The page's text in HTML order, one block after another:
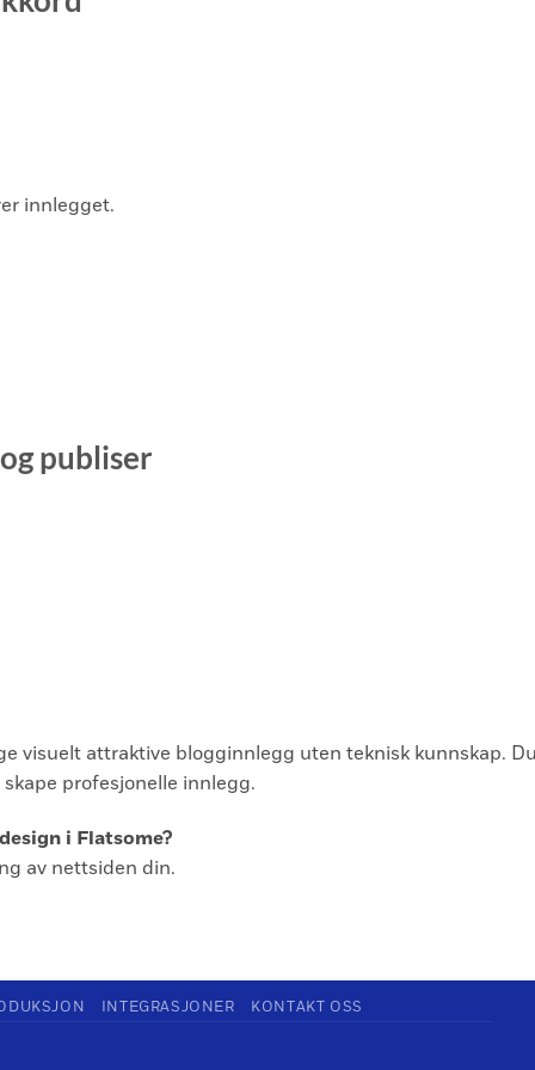
innlegget.
publiser
visuelt attraktive blogginnlegg uten teknisk kunnskap.
profesjonelle innlegg.
i Flatsome?
av nettsiden din.
INTEGRASJONER KONTAKT OSS